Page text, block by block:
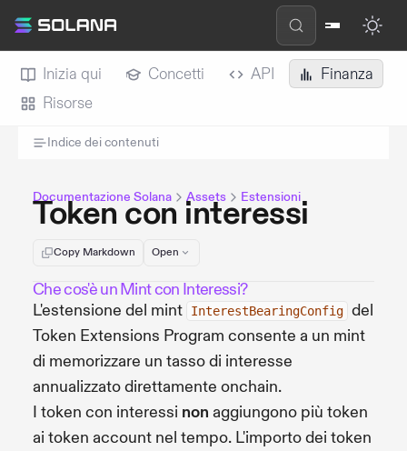
Inizia qui Concetti API
Finanza
Risorse
Indice dei contenuti
Documentazione Solana Assets Estensioni
Token con interessi
Copy Markdown Open
Che cos'è un Mint con Interessi?
L'estensione del mint
InterestBearingConfig del
Token Extensions Program consente a un mint
di memorizzare un tasso di interesse
annualizzato direttamente onchain.
I token con interessi non aggiungono più token
ai token account nel tempo. L'importo dei token